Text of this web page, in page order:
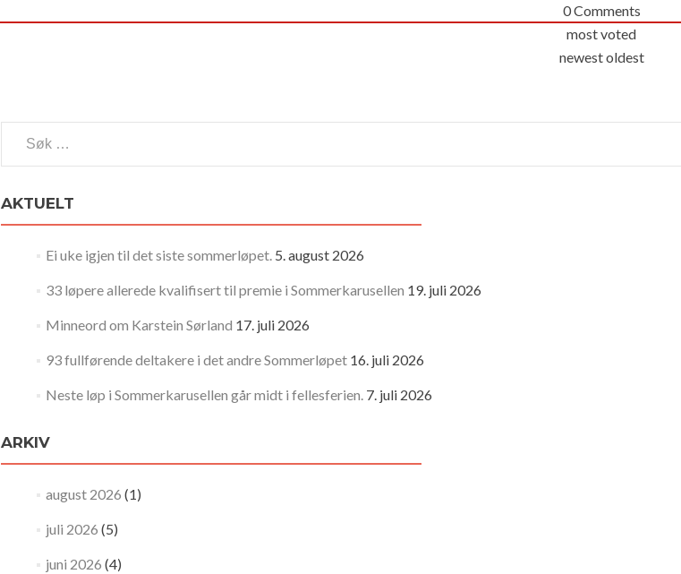
0Comments
most voted
newestoldest
etter:
AKTUELT
Ei uke igjen til det siste sommerløpet. 5. august 2026
33 løpere allerede kvalifisert til premie i Sommerkarusellen 19. juli 2026
Minneord om Karstein Sørland 17. juli 2026
93 fullførende deltakere i det andre Sommerløpet 16. juli 2026
Neste løp i Sommerkarusellen går midt i fellesferien. 7. juli 2026
ARKIV
august 2026 (1)
juli 2026 (5)
juni 2026 (4)